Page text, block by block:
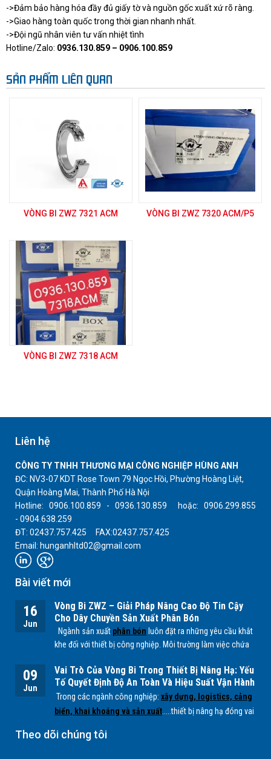
->Đảm bảo hàng hóa đầy đủ giấy tờ và nguồn gốc xuất xứ rõ ràng.
->Giao hàng toàn quốc trong thời gian nhanh nhất.
->Đội ngũ nhân viên tư vấn nhiệt tình
Hotline/Zalo: 0936.130.859 – 0906.100.859
SẢN PHẨM LIÊN QUAN
VÒNG BI ZWZ 7321 ACM VÒNG BI ZWZ 7320 ACM/P5
VÒNG BI ZWZ 7318 ACM
Liên hệ
CÔNG TY TNHH THƯƠNG MẠI CÔNG NGHIỆP HÙNG ANH
ĐC: NV3-07 KDT Rose Town 79 Ngọc Hồi, Phường Hoàng Liệt,
Quận Hoàng Mai, Thành Phố Hà Nội
Hotline: 0906.100.859 - 0936.130.859 hoặc: 0906.299.855
- 0904.638.259
ĐT: 02437.757.425 FAX:02437.757.425
Email: hunganhltd02@gmail.com
Bài viết mới
16
Jun
Vòng Bi ZWZ – Giải Pháp Nâng Cao Độ Tin Cậy
Cho Dây Chuyền Sản Xuất Phân Bón
Ngành sản xuất phân bón luôn đặt ra những yêu cầu khắt
khe đối với thiết bị công nghiệp. Môi trường làm việc chứa
quá trình sản xuấtNPK, lân, đạm
... có thể ảnh hưởng trực
tiếp đến tuổi thọ của các bộ phận cơ khí, đặc biệt làvòng
bi.
09
Jun
Vai Trò Của Vòng Bi Trong Thiết Bị Nâng Hạ: Yếu
Tố Quyết Định Độ An Toàn Và Hiệu Suất Vận Hành
Trong các ngành công nghiệp: xây dựng, logistics, cảng
biển, khai khoáng và sản xuất .....thiết bị nâng hạ đóng vai
tải trọng lớn. Để các hệ thống này hoạt động ổn định, an
Theo dõi chúng tôi